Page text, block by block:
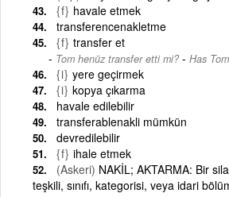
{f} havale etmek
transferencenakletme
{f} transfer et
Tom henüz transfer etti mi? - Has
{i} yere geçirmek
{i} kopya çıkarma
havale edilebilir
transferablenakli mümkün
devredilebilir
{f} ihale etmek
(Askeri) NAKİL; AKTARMA: Bir
teşkili, sınıfı, kategorisi, veya idari